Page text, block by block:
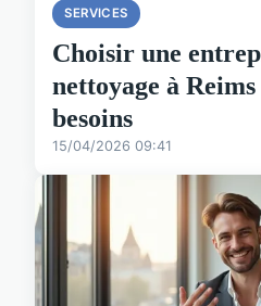
SERVICES
Choisir une
nettoyage à
besoins
15/04/2026 09:41